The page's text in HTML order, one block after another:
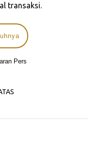
transaksi.
Pers